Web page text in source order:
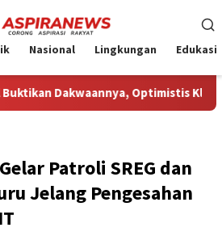
Nasional Lingkungan Edukasi
Dakwaannya, Optimistis Kliennya
Patroli SREG dan
Jelang Pengesahan